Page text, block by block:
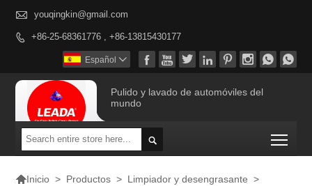
 youqingkin@gmail.com
 +86-25-68361776 , +86-13815430177
       
Español 
Pulido y lavado de automóviles del
mundo

Inicio > Productos > Limpiador y desengrasante >